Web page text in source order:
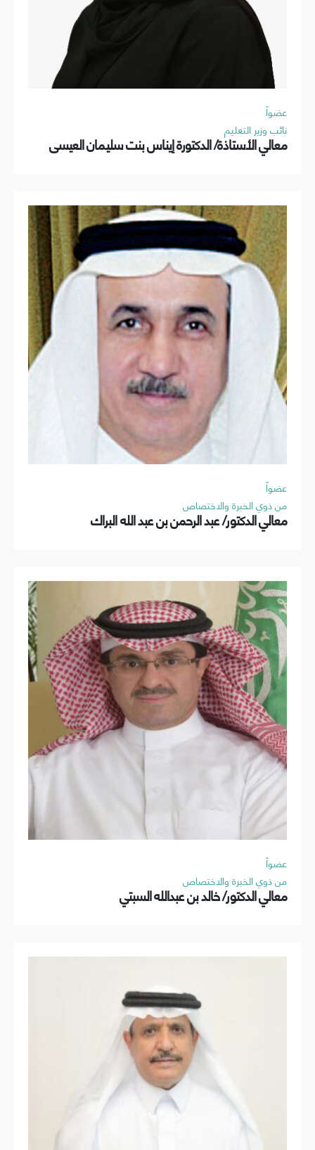
عضواً
نائب وزير التعليم
معالي الأستاذة/ الدكتورة إيناس بنت سليمان العيسى
عضواً
من ذوي الخبرة والاختصاص
معالي الدكتور/ عبد الرحمن بن عبد الله البراك
عضواً
من ذوي الخبرة والاختصاص
معالي الدكتور/ خالد بن عبدالله السبتي